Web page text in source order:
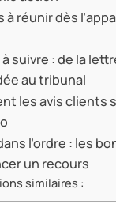
à réunir dès
suivre : de la
au tribunal
les avis clients
l’ordre : les
un recours
similaires :